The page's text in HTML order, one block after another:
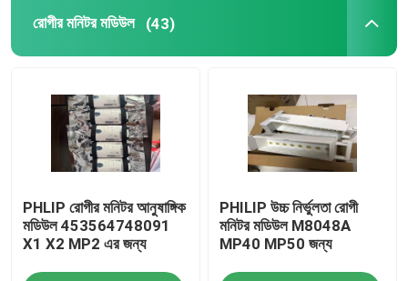
ভ্রূণ মনিটর অংশ
রোগীর মনিটর মডিউল (43)
PHLIP রোগীর মনিটর আনুষাঙ্গিক
মডিউল 453564748091
X1 X2 MP2 এর জন্য
PHILIP উচ্চ নির্ভুলতা রোগী
মনিটর মডিউল M8048A
MP40 MP50 জন্য